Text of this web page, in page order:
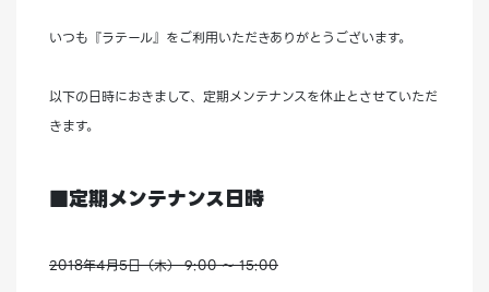
いつも『ラテール』をご利用いただきありがとうございます。
以下の日時におきまして、定期メンテナンスを休止とさせていただ
きます。
■定期メンテナンス日時
2018年4月5日（木） 9:00 ～ 15:00